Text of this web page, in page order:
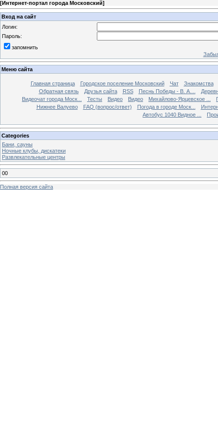
[Интернет-портал города Московский]
Вход на сайт
Логин:
Пароль:
запомнить
Меню сайта
Главная страница Городское поселение Московский Чат
Знакомства
Обратная связь
Друзья сайта RSS Песнь Победы - В. А....
Видеочат города Моск...
Тесты Видео Видео Михайлово-Ярцевское ...
Нижнее Валуево
FAQ (вопрос/ответ) Погода в городе Моск...
Автобус 1040 Видное ...
Categories
Бани, сауны
Ночные клубы, дискатеки
Развлекательные центры
00
Полная версия сайта